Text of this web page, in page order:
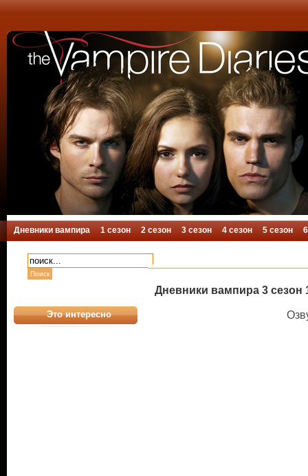
Дневники вампира 1 сезон 2 сезон 3 сезон 4 сезон 5 сезон
Это интересно
Дневники вампира 3 сезон